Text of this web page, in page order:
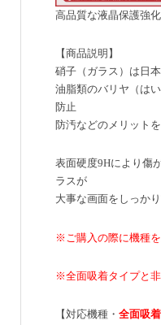
高品質な液晶保護強
【商品説明】
硝子（ガラス）は日
油脂類のバリヤ（は
防止
防汚などのメリット
表面硬度9Hにより傷
ラスが
大事な画面をしっか
※ご購入の際に機種
※全面吸着タイプと非
【対応機種・ 全面吸